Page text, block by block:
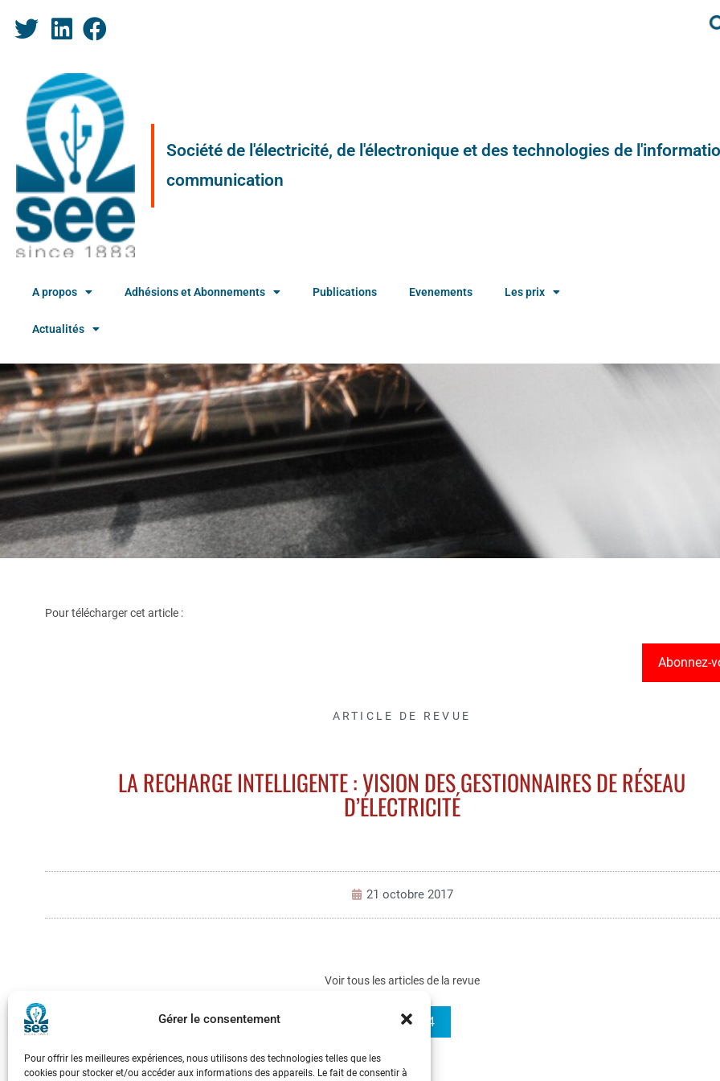
Gérer le consentement
Pour offrir les meilleures expériences, nous utilisons des technologies telles que les
cookies pour stocker et/ou accéder aux informations des appareils. Le fait de consentir à
Société de l'électricité, de l'électronique et des technologies de
communication
A propos Adhésions et Abonnements Publications Evenements Les prix
Actualités
Pour télécharger cet article :
Abonnez-
ARTICLE DE REVUE
LA RECHARGE INTELLIGENTE : VISION DES GESTIONNAIRES DE RÉSEAU
D’ÉLECTRICITÉ
21 octobre 2017
Voir tous les articles de la revue
REE 2017-4